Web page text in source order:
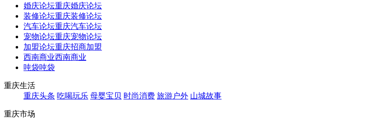
婚庆论坛重庆婚庆论坛
装修论坛重庆装修论坛
汽车论坛重庆汽车论坛
宠物论坛重庆宠物论坛
加盟论坛重庆招商加盟
西南商业西南商业
吨袋吨袋
重庆生活
重庆头条 吃喝玩乐 母婴宝贝 时尚消费 旅游户外 山城故事
重庆市场